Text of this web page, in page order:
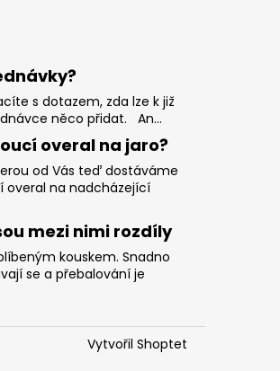
s dotazem, zda lze k již
něco přidat. An...
overal na jaro?
od Vás teď dostáváme
overal na nadcházející
mezi nimi rozdíly
kouskem. Snadno
se a přebalování je
Vytvořil Shoptet